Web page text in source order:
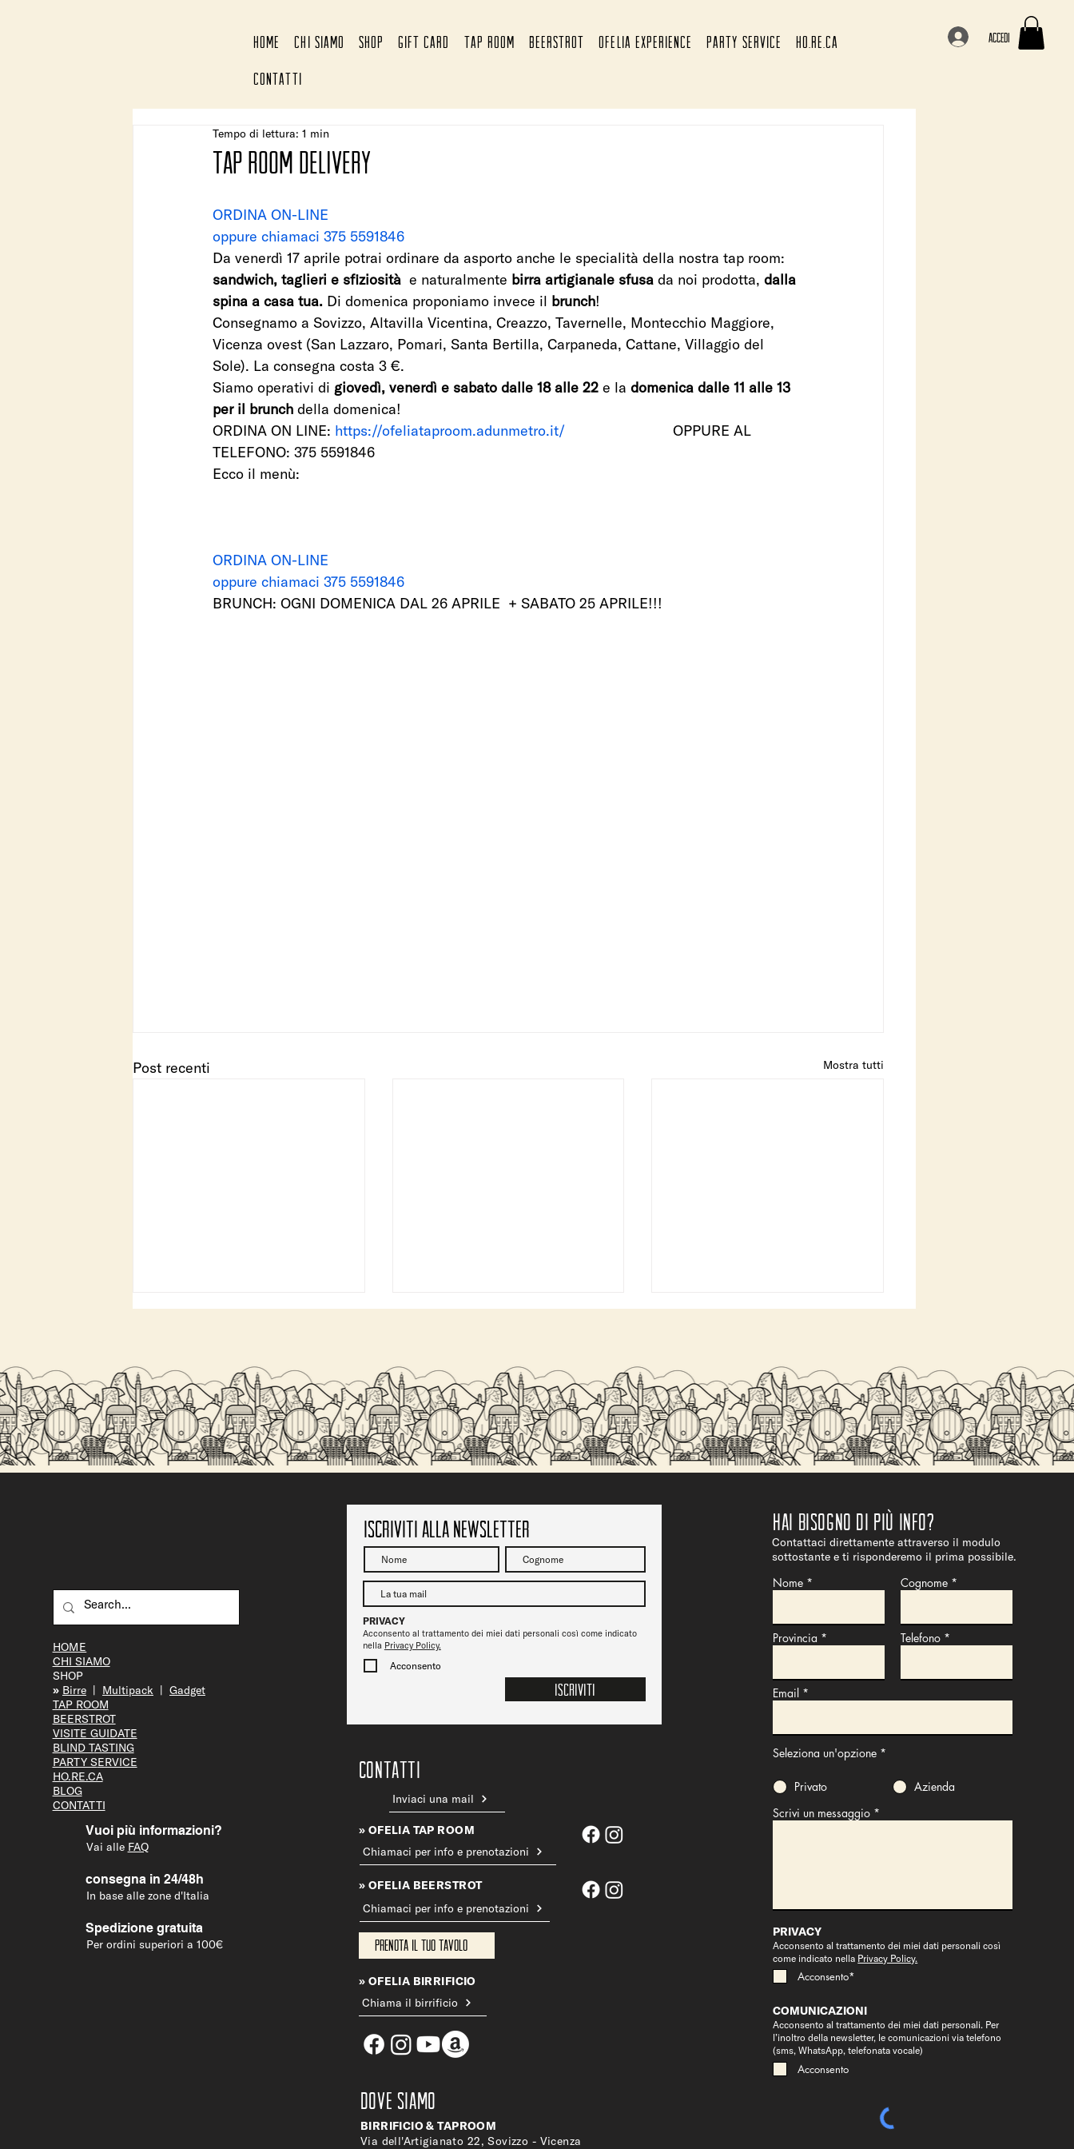
Accedi
HOME CHI SIAMO SHOP GIFT CARD TAP ROOM BEERSTROT OFELIA EXPERIENCE PARTY SERVICE
HO.RE.CA
CONTATTI
TAP ROOM DELIVERY
Tempo di lettura: 1 min
ORDINA ON-LINE
oppure chiamaci 375 5591846
Da venerdì 17 aprile potrai ordinare da asporto anche le specialità della nostra tap room:
sandwich, taglieri e sfiziosità e naturalmente birra artigianale sfusa da noi prodotta, dalla
spina a casa tua. Di domenica proponiamo invece il brunch!
Consegnamo a Sovizzo, Altavilla Vicentina, Creazzo, Tavernelle, Montecchio Maggiore,
Vicenza ovest (San Lazzaro, Pomari, Santa Bertilla, Carpaneda, Cattane, Villaggio del
Sole). La consegna costa 3 €.
Siamo operativi di giovedì, venerdì e sabato dalle 18 alle 22 e la domenica dalle 11 alle 13
per il brunch della domenica!
ORDINA ON LINE: https://ofeliataproom.adunmetro.it/
                           OPPURE AL
TELEFONO: 375 5591846
Ecco il menù:
ORDINA ON-LINE
oppure chiamaci 375 5591846
BRUNCH: OGNI DOMENICA DAL 26 APRILE  + SABATO 25 APRILE!!!
Post recenti Mostra tutti
Perché la birra artigianale è migliore della
birra industriale?
Vicenza Jazz fa tappa da Ofelia Beerstrot: due
serate tra musica, birra e città
SALITA DEL COSTO
HOME
CHI SIAMO
SHOP
» Birre Multipack
Gadget
TAP ROOM
BEERSTROT
VISITE GUIDATE
BLIND TASTING
PARTY SERVICE
HO.RE.CA
BLOG
CONTATTI
Vuoi più informazioni?
Vai alle FAQ
consegna in 24/48h
In base alle zone d'Italia
Spedizione gratuita
Per ordini superiori a 100€
Iscriviti alla newsletter
PRIVACY
Acconsento al trattamento dei miei dati personali così come indicato
nella Privacy Policy.
Acconsento
Iscriviti
CONTATTi
Inviaci una mail
» OFELIA TAP ROOM
Chiamaci per info e prenotazioni
» OFELIA BEERSTROT
Chiamaci per info e prenotazioni
Prenota il tuo tavolo
» OFELIA BIRRIFICIO
Chiama il birrificio
DOVE SIAMO
BIRRIFICIO & TAPROOM
Via dell'Artigianato 22, Sovizzo - Vicenza
Hai bisogno di più info?
Contattaci direttamente attraverso il modulo
sottostante e ti risponderemo il prima possibile.
Nome
Provincia
Cognome
Telefono
Email
Seleziona un'opzione *
Privato
Azienda
Scrivi un messaggio
PRIVACY
Acconsento al trattamento dei miei dati personali così
come indicato nella Privacy Policy.
Acconsento*
COMUNICAZIONI
Acconsento al trattamento dei miei dati personali. Per
l’inoltro della newsletter, le comunicazioni via telefono
(sms, WhatsApp, telefonata vocale)
Acconsento